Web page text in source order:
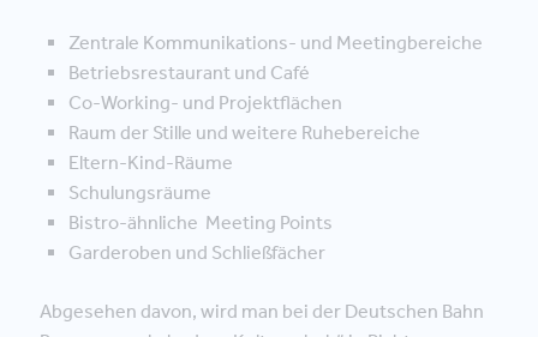
Zentrale Kommunikations- und Meetingbereiche
Betriebsrestaurant und Café
Co-Working- und Projektflächen
Raum der Stille und weitere Ruhebereiche
Eltern-Kind-Räume
Schulungsräume
Bistro-ähnliche Meeting Points
Garderoben und Schließfächer
Abgesehen davon, wird man bei der Deutschen Bahn